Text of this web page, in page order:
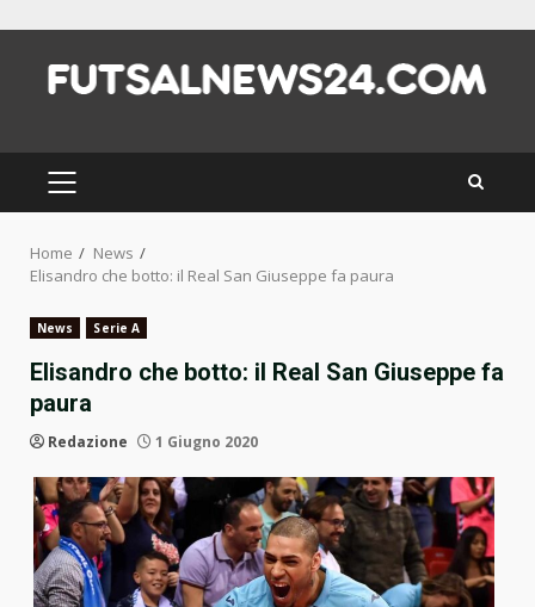
content
PRIMARY
MENU
Home
News
Elisandro che botto: il Real San Giuseppe fa paura
News Serie A
Elisandro che botto: il Real San Giuseppe fa
paura
Redazione 1 Giugno 2020